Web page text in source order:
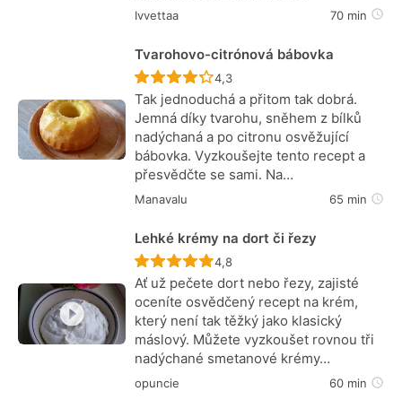
Ivvettaa 70 min
Tvarohovo-citrónová bábovka
Recept ještě nebyl hodnocen
4,3
Tak jednoduchá a přitom tak dobrá.
Jemná díky tvarohu, sněhem z bílků
nadýchaná a po citronu osvěžující
bábovka. Vyzkoušejte tento recept a
přesvědčte se sami. Na…
Manavalu 65 min
Lehké krémy na dort či řezy
Recept ještě nebyl hodnocen
4,8
Ať už pečete dort nebo řezy, zajisté
oceníte osvědčený recept na krém,
který není tak těžký jako klasický
máslový. Můžete vyzkoušet rovnou tři
nadýchané smetanové krémy…
opuncie 60 min